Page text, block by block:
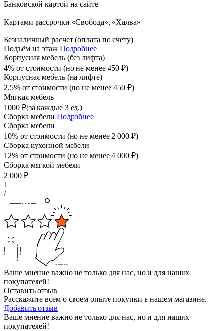
Банковской картой на сайте
Картами рассрочки «Свобода», «Халва»
Безналичный расчет (оплата по счету)
Подъём на этаж Подробнее
Корпусная мебель (без лифта)
4% от стоимости (но не менее 450 ₽)
Корпусная мебель (на лифте)
2,5% от стоимости (но не менее 450 ₽)
Мягкая мебель
1000 ₽(за каждые 3 ед.)
Сборка мебели Подробнее
Сборка мебели
10% от стоимости (но не менее 2 000 ₽)
Сборка кухонной мебели
12% от стоимости (но не менее 4 000 ₽)
Сборка мягкой мебели
2 000 ₽
1
/
Ваше мнение важно не только для нас, но и для наших
покупателей!
Оставить отзыв
Расскажите всем о своем опыте покупки в нашем магазине.
Добавить отзыв
Ваше мнение важно не только для нас, но и для наших
покупателей!